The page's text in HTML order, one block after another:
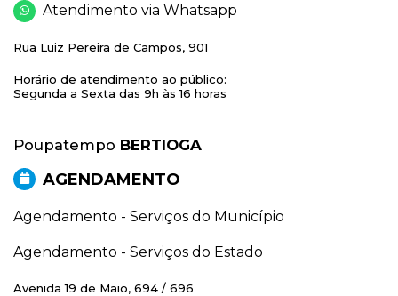
Atendimento via Whatsapp
Rua Luiz Pereira de Campos, 901
Horário de atendimento ao público:
Segunda a Sexta das 9h às 16 horas
Poupatempo BERTIOGA
AGENDAMENTO
Agendamento - Serviços do Município
Agendamento - Serviços do Estado
Avenida 19 de Maio, 694 / 696